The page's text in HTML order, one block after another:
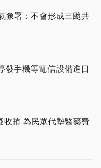
象署：不會形成三颱共
發手機等電信設備進口
賄 為民眾代墊醫藥費